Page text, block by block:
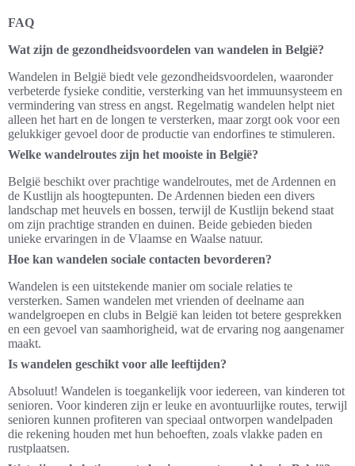
FAQ
Wat zijn de gezondheidsvoordelen van wandelen in België?
Wandelen in België biedt vele gezondheidsvoordelen, waaronder
verbeterde fysieke conditie, versterking van het immuunsysteem en
vermindering van stress en angst. Regelmatig wandelen helpt niet
alleen het hart en de longen te versterken, maar zorgt ook voor een
gelukkiger gevoel door de productie van endorfines te stimuleren.
Welke wandelroutes zijn het mooiste in België?
België beschikt over prachtige wandelroutes, met de Ardennen en
de Kustlijn als hoogtepunten. De Ardennen bieden een divers
landschap met heuvels en bossen, terwijl de Kustlijn bekend staat
om zijn prachtige stranden en duinen. Beide gebieden bieden
unieke ervaringen in de Vlaamse en Waalse natuur.
Hoe kan wandelen sociale contacten bevorderen?
Wandelen is een uitstekende manier om sociale relaties te
versterken. Samen wandelen met vrienden of deelname aan
wandelgroepen en clubs in België kan leiden tot betere gesprekken
en een gevoel van saamhorigheid, wat de ervaring nog aangenamer
maakt.
Is wandelen geschikt voor alle leeftijden?
Absoluut! Wandelen is toegankelijk voor iedereen, van kinderen tot
senioren. Voor kinderen zijn er leuke en avontuurlijke routes, terwijl
senioren kunnen profiteren van speciaal ontworpen wandelpaden
die rekening houden met hun behoeften, zoals vlakke paden en
rustplaatsen.